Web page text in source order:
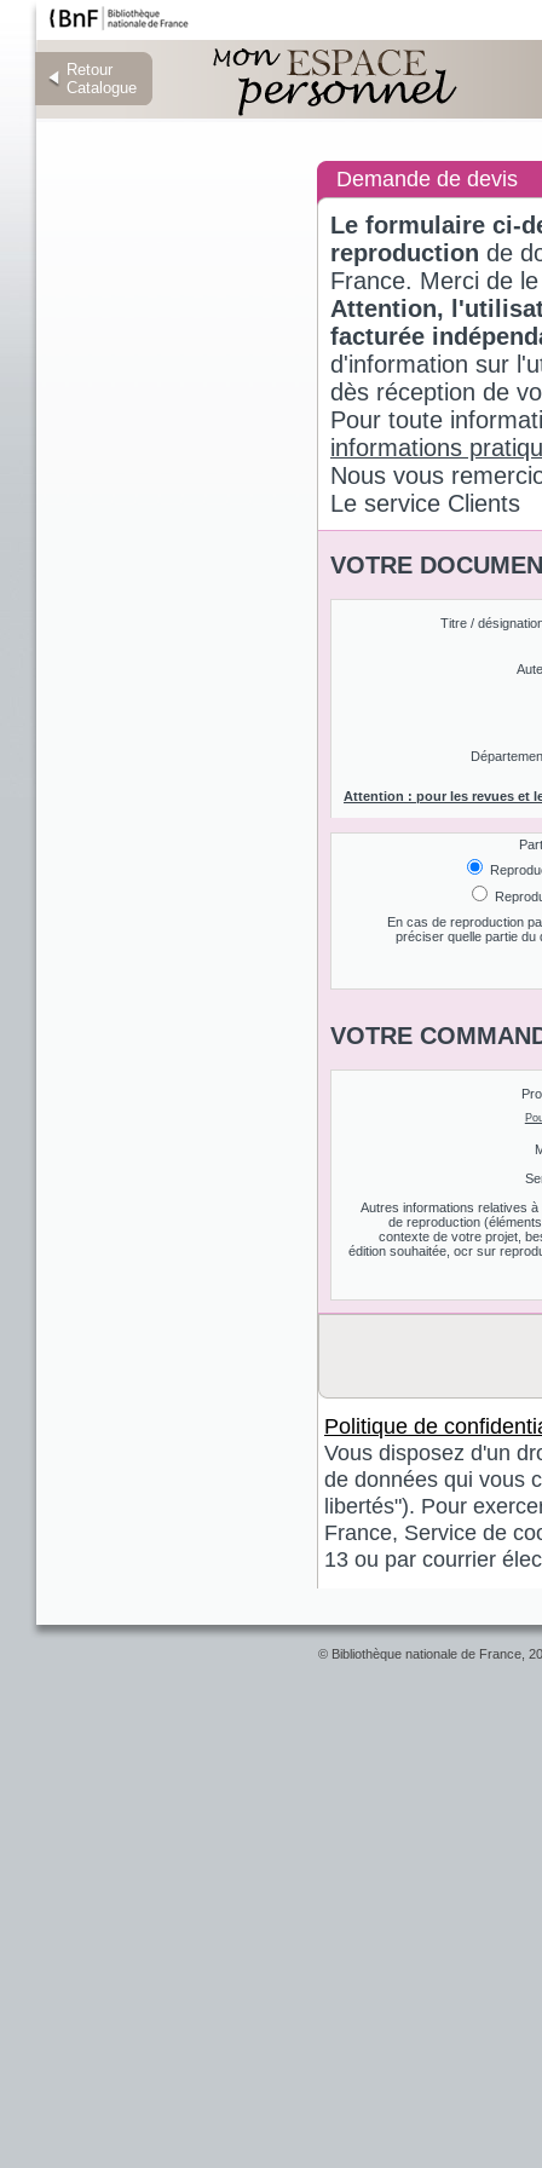
Retour
Catalogue
Retour
Catalogue
Demande de devis
Le formulaire ci-
reproduction de
France. Merci de
Attention,
facturée
d'information sur
dès réception de
Pour toute
informations
Nous vous
Le service Clients
VOTRE
Titre /
Attention : pour les revues et
En cas de reproduction
préciser quelle partie du
VOTRE
Autres informations relatives
de reproduction
contexte de votre projet,
édition souhaitée, ocr sur
Politique de
Vous disposez d'un
de données qui vous
libertés"). Pour
France, Service de
13 ou par courrier
© Bibliothèque nationale de France,